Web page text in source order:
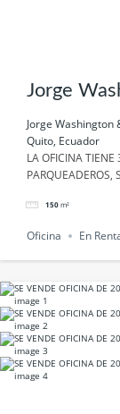
Jorge
Ecuador
Jorge Washington
Quito, Ecuador
LA OFICINA
PARQUEADEROS,
150 m²
Oficina En